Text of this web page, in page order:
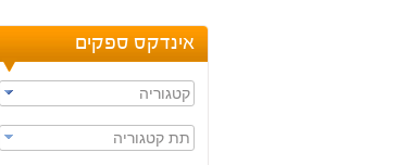
אינדקס ספקים
קטגוריה
תת קטגוריה